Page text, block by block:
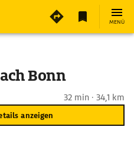
MENÜ
Bonn
32 min · 34,1 km
anzeigen